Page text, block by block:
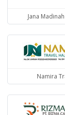
Jana
Namira